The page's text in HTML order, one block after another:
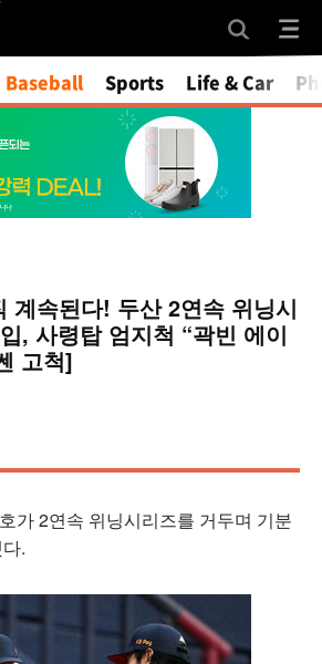
Mute
Baseball Sports Life & Car
계속된다! 두산 2연속 위닝시
, 사령탑 엄지척 “곽빈 에이
고척]
가 2연속 위닝시리즈를 거두며 기분
.